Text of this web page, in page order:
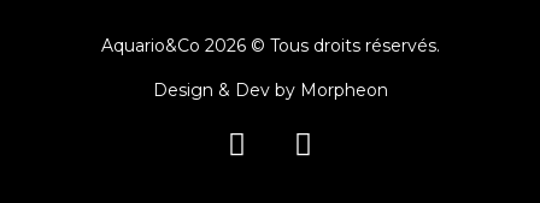
Aquario&Co 2026 © Tous droits réservés.
Design & Dev by Morpheon